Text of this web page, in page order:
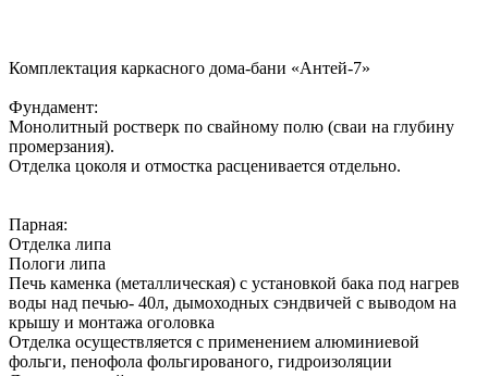
Комплектация каркасного дома-бани «Антей-7»
Фундамент:
Монолитный ростверк по свайному полю (сваи на глубину
промерзания).
Отделка цоколя и отмостка расценивается отдельно.
Парная:
Отделка липа
Пологи липа
Печь каменка (металлическая) с установкой бака под нагрев
воды над печью- 40л, дымоходных сэндвичей с выводом на
крышу и монтажа оголовка
Отделка осуществляется с применением алюминиевой
фольги, пенофола фольгированого, гидроизоляции